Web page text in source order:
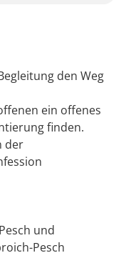
den Weg
ein offenes
finden.
der
und
Pesch